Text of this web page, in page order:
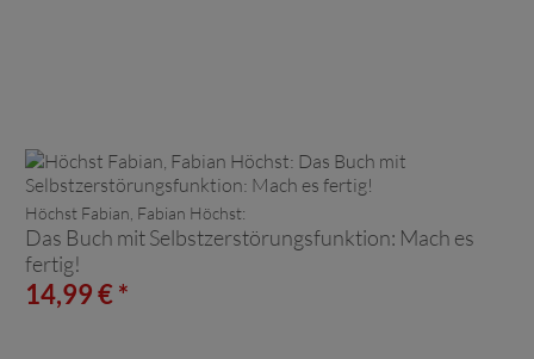
Höchst Fabian, Fabian Höchst:
Das Buch mit Selbstzerstörungsfunktion: Mach es
fertig!
14,99 € *